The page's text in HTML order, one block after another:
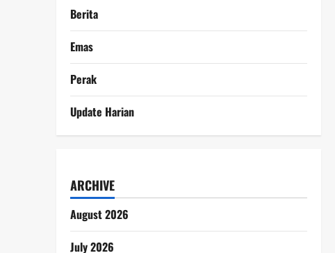
Berita
Emas
Perak
Update Harian
ARCHIVE
August 2026
July 2026